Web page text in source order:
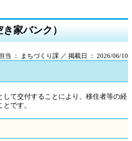
家バンク）
当 ： まちづくり課 ／ 掲載日 ： 2026/06/10
て交付することにより、移住者等の経
です。